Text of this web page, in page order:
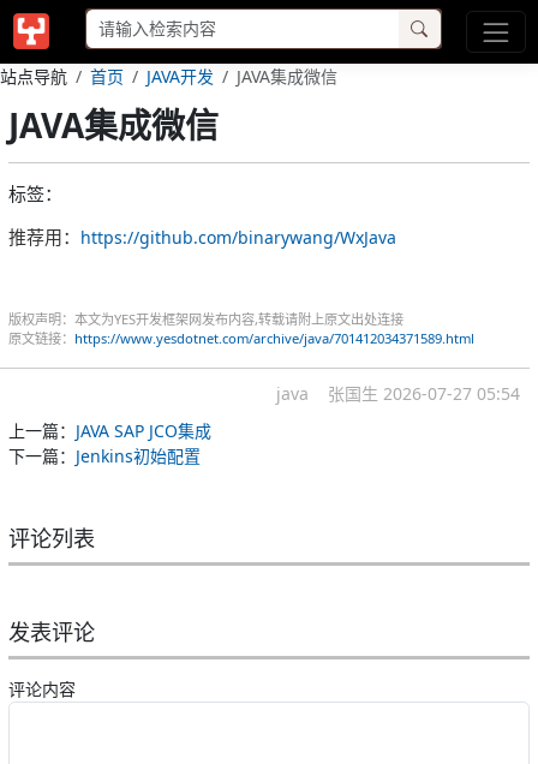
站点导航 首页 JAVA开发 JAVA集成微信
JAVA集成微信
标签：
推荐用： https://github.com/binarywang/WxJava
版权声明：本文为YES开发框架网发布内容,转载请附上原文出处连接
原文链接： https://www.yesdotnet.com/archive/java/701412034371589.html
java 张国生 2026-07-27 05:54
上一篇： JAVA SAP JCO集成
下一篇： Jenkins初始配置
评论列表
发表评论
评论内容